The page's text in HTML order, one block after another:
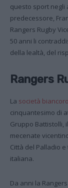
questo sport negli
predecessore,
Rangers Rugby
50 anni li
della lealtà, del
Rangers
La società
cinquantesimo di
Gruppo Battistolli,
mecenate
Città del Palladio
italiana.
Da anni la